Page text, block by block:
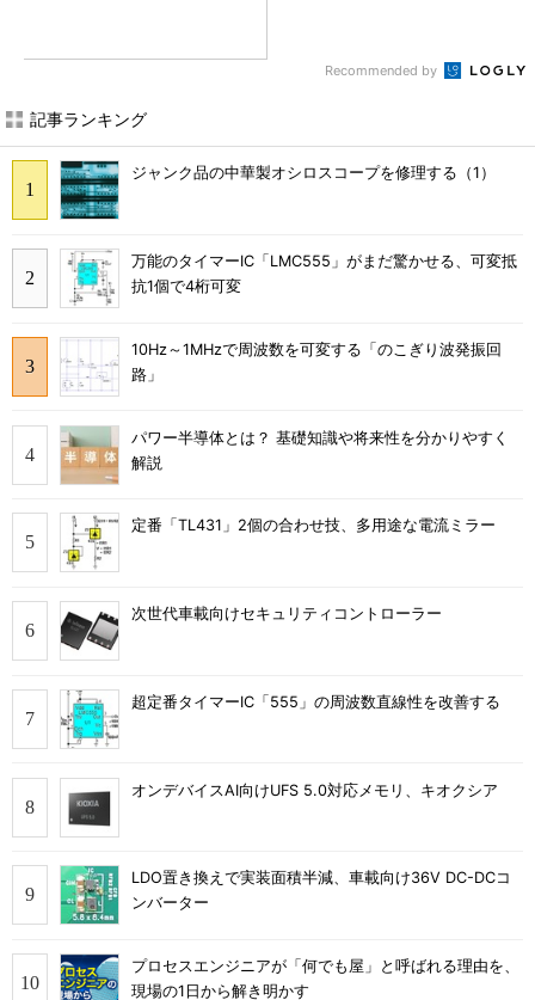
Recommended by
記事ランキング
ジャンク品の中華製オシロスコープを修理する（1）
万能のタイマーIC「LMC555」がまだ驚かせる、可変抵
抗1個で4桁可変
10Hz～1MHzで周波数を可変する「のこぎり波発振回
路」
パワー半導体とは？ 基礎知識や将来性を分かりやすく
解説
定番「TL431」2個の合わせ技、多用途な電流ミラー
次世代車載向けセキュリティコントローラー
超定番タイマーIC「555」の周波数直線性を改善する
オンデバイスAI向けUFS 5.0対応メモリ、キオクシア
LDO置き換えで実装面積半減、車載向け36V DC-DCコ
ンバーター
プロセスエンジニアが「何でも屋」と呼ばれる理由を、
現場の1日から解き明かす